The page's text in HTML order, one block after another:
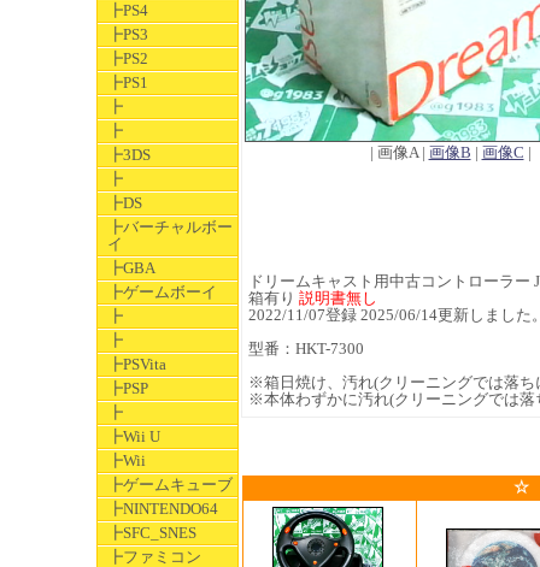
┣PS4
┣PS3
┣PS2
┣PS1
┣
┣
┣3DS
┣
┣DS
┣バーチャルボー
イ
┣GBA
┣ゲームボーイ
┣
┣
┣PSVita
┣PSP
┣
┣Wii U
┣Wii
┣ゲームキューブ
┣NINTENDO64
┣SFC_SNES
┣ファミコン
| 画像A | 画像B | 画像C |
ドリームキャスト用中古コントローラー
箱有り 説明書無し
2022/11/07登録 2025/06/14更新しました
型番：HKT-7300
※箱日焼け、汚れ(クリーニングでは落ち
※本体わずかに汚れ(クリーニングでは落
☆